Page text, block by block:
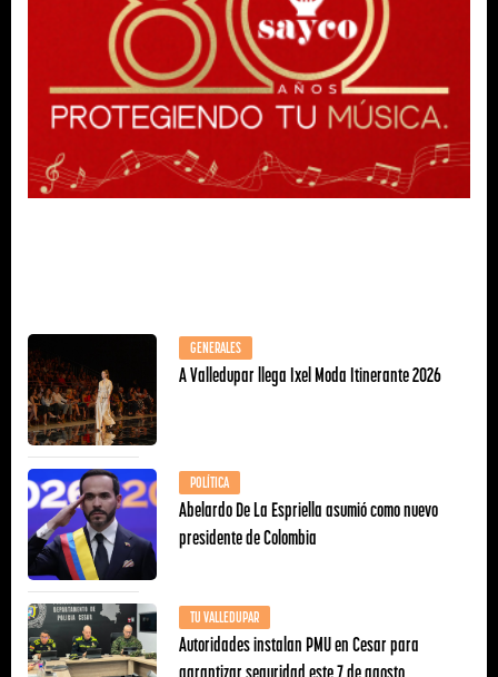
GENERALES
A Valledupar llega Ixel Moda Itinerante 2026
POLÍTICA
Abelardo De La Espriella asumió como nuevo
presidente de Colombia
TU VALLEDUPAR
Autoridades instalan PMU en Cesar para